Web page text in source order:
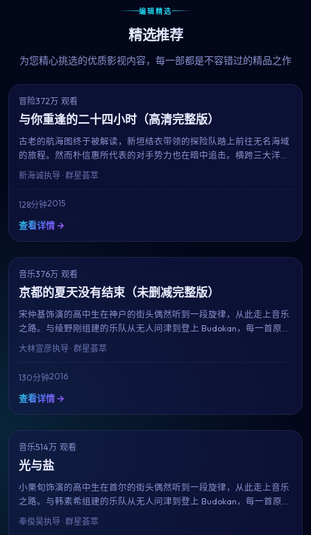
编辑精选
精选推荐
为您精心挑选的优质影视内容，每一部都是不容错过的精品之作
热播
冒险372万 观看
与你重逢的二十四小时（高清完整版）
古老的航海图终于被解读，新垣结衣带领的探险队踏上前往无名海域
的旅程。然而朴信惠所代表的对手势力也在暗中追击。横跨三大洋的
真人实景拍摄、震撼的水下特效，新海诚用128分钟带来一场视觉与
情感的双重盛宴。
新海诚执导 · 群星荟萃
128分钟2015
查看详情 →
NEW
音乐376万 观看
京都的夏天没有结束（未删减完整版）
宋仲基饰演的高中生在神户的街头偶然听到一段旋律，从此走上音乐
之路。与绫野刚组建的乐队从无人问津到登上 Budokan，每一首原创
歌曲都成为青春的注脚。大林宣彦用近乎纪录片的真实感，献给所有
曾为梦想固执过的人。
大林宣彦执导 · 群星荟萃
130分钟2016
查看详情 →
获奖
音乐514万 观看
光与盐
小栗旬饰演的高中生在首尔的街头偶然听到一段旋律，从此走上音乐
之路。与韩素希组建的乐队从无人问津到登上 Budokan，每一首原创
歌曲都成为青春的注脚。奉俊昊用近乎纪录片的真实感，献给所有曾
为梦想固执过的人。
奉俊昊执导 · 群星荟萃